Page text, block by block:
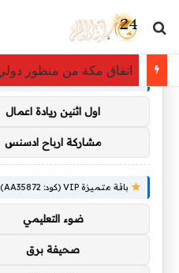
بحث عن
اتفاق مكة من منظور
توصيات :
باقة متميزة VIP (كود: AA38045):
اول اثنين ريادة اعمال
مشاركة ارباح ادسنس
باقة متميزة VIP (كود: AA35872):
ضوء التعليمي
صحيفة برق